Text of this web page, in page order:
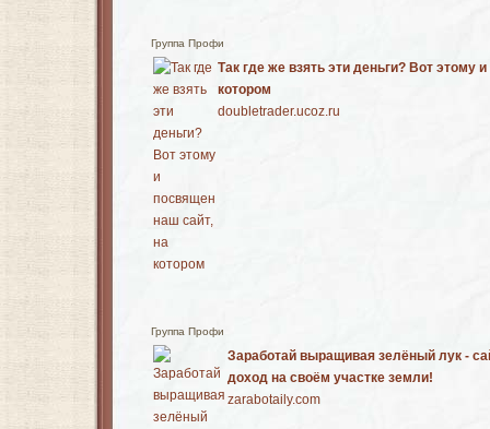
Группа Профи
Так где же взять эти деньги? Вот этому
котором
doubletrader.ucoz.ru
Группа Профи
Заработай выращивая зелёный лук -
доход на своём участке земли!
zarabotaily.com